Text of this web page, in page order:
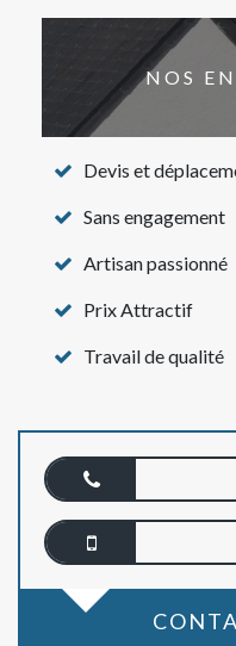
NOS
Devis et
Sans engagement
Artisan passionné
Prix Attractif
Travail de qualité